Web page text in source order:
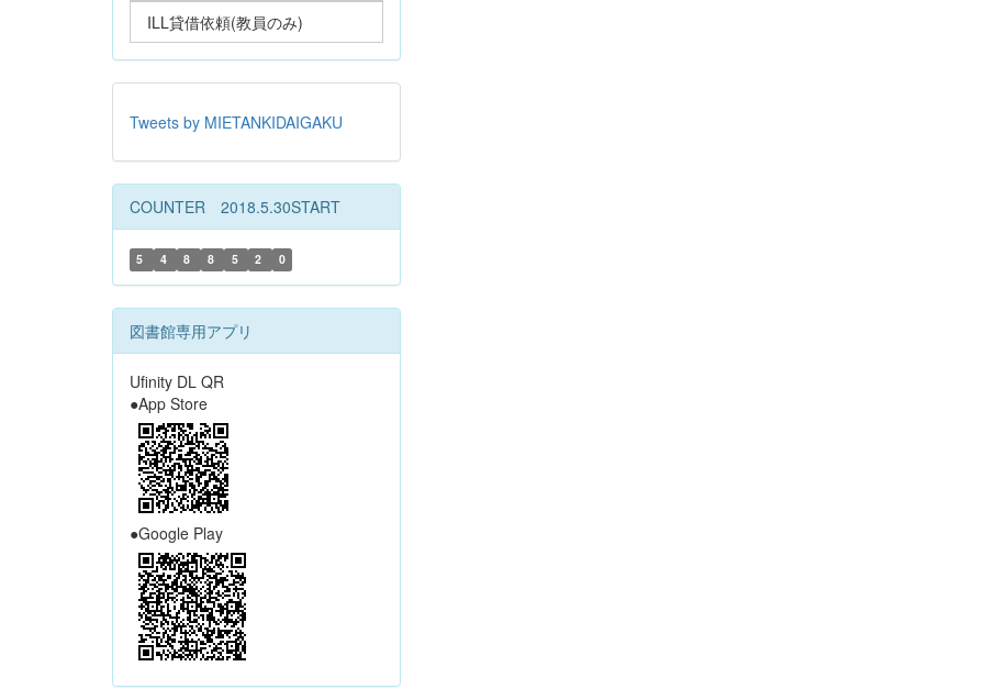
ILL貸借依頼(教員のみ)
Tweets by MIETANKIDAIGAKU
COUNTER 2018.5.30START
5 4 8 8 5 2 0
図書館専用アプリ
Ufinity DL QR
●App Store
●Google Play